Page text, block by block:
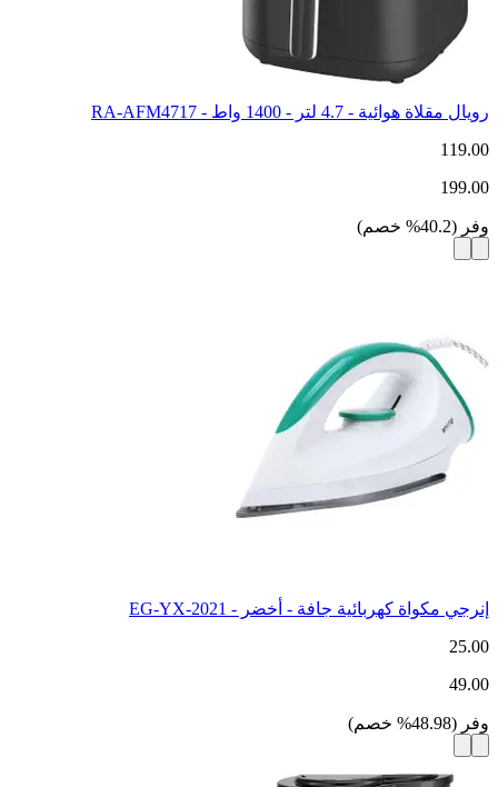
رويال مقلاة هوائية - 4.7 لتر - 1400 واط - RA-AFM4717
119.00
199.00
وفر (
40.2
% خصم)
إنرجي مكواة كهربائية جافة - أخضر - EG-YX-2021
25.00
49.00
وفر (
48.98
% خصم)